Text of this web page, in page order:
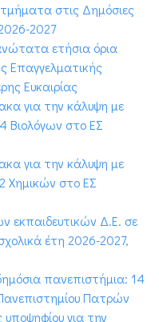
στις Δημόσιες
2027
ετήσια όρια
Επαγγελματικής
Ευκαιρίας
για την κάλυψη με
στο ΕΣ
για την κάλυψη με
Χημικών στο ΕΣ
εκπαιδευτικών Δ.Ε. σε
έτη 2026-2027,
πανεπιστήμια: 14
Πατρών
για την